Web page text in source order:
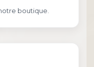
boutique.